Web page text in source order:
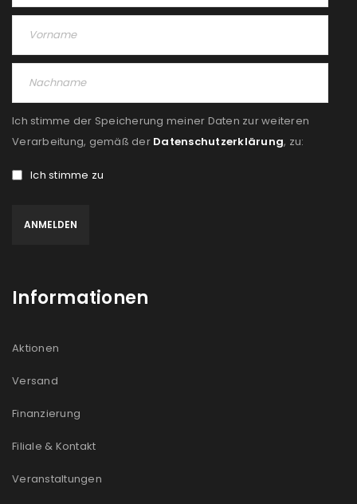
Ich stimme der Speicherung meiner Daten zur weiteren
Verarbeitung, gemäß der Datenschutzerklärung, zu:
Ich stimme zu
Informationen
Aktionen
Versand
Finanzierung
Filiale & Kontakt
Veranstaltungen